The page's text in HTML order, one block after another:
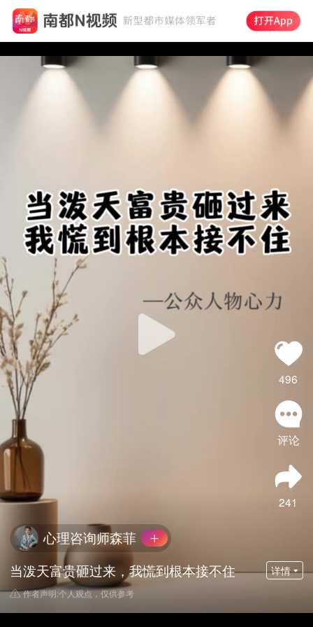
496
评论
241
心理咨询师森菲
当泼天富贵砸过来，我慌到根本接不住
详情
作者声明:个人观点，仅供参考